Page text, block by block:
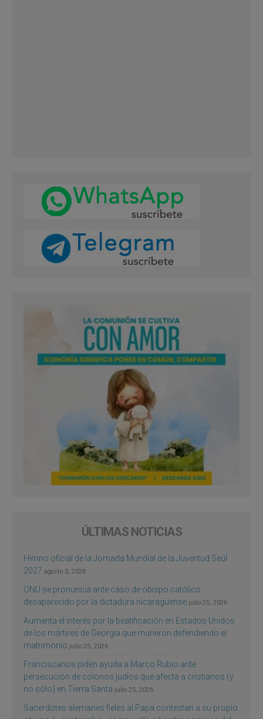
ÚLTIMAS NOTICIAS
Himno oficial de la Jornada Mundial de la Juventud Seúl
2027 agosto 3, 2026
ONU se pronuncia ante caso de obispo católico
desaparecido por la dictadura nicaragüense julio 25, 2026
Aumenta el interés por la beatificación en Estados Unidos
de los mártires de Georgia que murieron defendiendo el
matrimonio julio 25, 2026
Franciscanos piden ayuda a Marco Rubio ante
persecución de colonos judíos que afecta a cristianos (y
no sólo) en Tierra Santa julio 25, 2026
Sacerdotes alemanes fieles al Papa contestan a su propio